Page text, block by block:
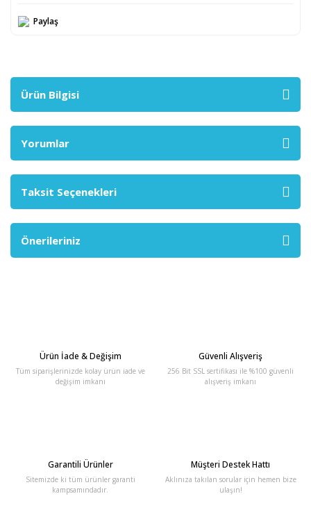
Paylaş
Ürün Bilgisi
Yorumlar
Taksit Seçenekleri
Önerileriniz
Ürün İade & Değişim
Tüm siparişlerinizde kolay ürün iade ve
değişim imkanı
Güvenli Alışveriş
256 Bit SSL sertifikası ile %100 güvenli
alışveriş imkanı
Garantili Ürünler
Sitemizde ki tüm ürünler garanti
kampsamındadır.
Müşteri Destek Hattı
Aklınıza takılan sorular için hemen bize
ulaşın!